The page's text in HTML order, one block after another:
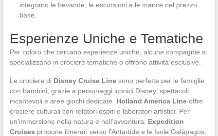
integrano le bevande, le escursioni e le mance nel prezzo
base.
Esperienze Uniche e Tematiche
Per coloro che cercano esperienze uniche, alcune compagnie si
specializzano in crociere tematiche o offrono attività esclusive.
Le crociere di Disney Cruise Linesono perfette per le famiglie
con bambini, grazie a personaggi iconici Disney, spettacoli
incantevoli e aree giochi dedicate. Holland America Lineoffre
crociere culturali con relatori ospiti e laboratori artistici. Per
un’immersione nella natura e nell’avventura, Expedition
Cruises propone itinerari verso l’Antartide e le Isole Galápagos,